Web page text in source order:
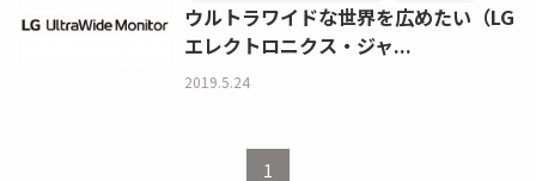
ウルトラワイドな世界を広めたい（LG
エレクトロニクス・ジャ...
2019.5.24
1